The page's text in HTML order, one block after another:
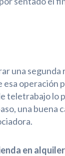
una
operación
teletrabajo lo
una buena
en